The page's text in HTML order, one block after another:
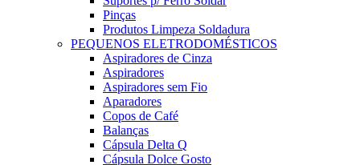
Pinças
Produtos Limpeza Soldadura
PEQUENOS ELETRODOMÉSTICOS
Aspiradores de Cinza
Aspiradores
Aspiradores sem Fio
Aparadores
Copos de Café
Balanças
Cápsula Delta Q
Cápsula Dolce Gosto